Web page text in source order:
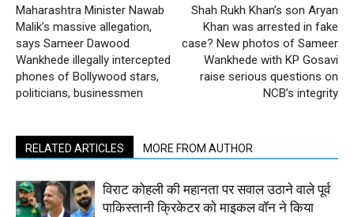
Maharashtra Minister Nawab
Malik’s massive allegation,
says Sameer Dawood
Wankhede illegally intercepted
phones of Bollywood stars,
politicians, businessmen
Shah Rukh Khan’s son Aryan
Khan was arrested in fake
case? New photos of Sameer
Wankhede with KP Gosavi
raise serious questions on
NCB’s integrity
RELATED ARTICLES MORE FROM AUTHOR
विराट कोहली की महानता पर सवाल उठाने वाले पूर्व
पाकिस्तानी क्रिकेटर को माइकल वॉन ने किया